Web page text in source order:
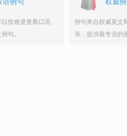
语例句
按难度查看口语、
句。
权威
例句来自权威英文
等，提供最专业的